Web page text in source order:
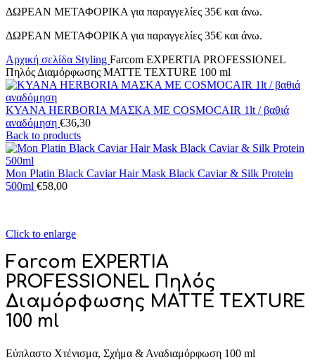
ΔΩΡΕΑΝ ΜΕΤΑΦΟΡΙΚΑ για παραγγελίες 35€ και άνω.
ΔΩΡΕΑΝ ΜΕΤΑΦΟΡΙΚΑ για παραγγελίες 35€ και άνω.
Αρχική σελίδα Styling Farcom EXPERTIA PROFESSIONEL
Πηλός Διαμόρφωσης MATTE TEXTURE 100 ml
KYANA HERBORIA ΜΑΣΚΑ ΜΕ COSMOCAIR 1lt / βαθιά
αναδόμηση €36,30
Back to products
Mon Platin Black Caviar Hair Mask Black Caviar & Silk Protein
500ml €58,00
Click to enlarge
Farcom EXPERTIA
PROFESSIONEL Πηλός
Διαμόρφωσης MATTE TEXTURE
100 ml
Εύπλαστο Χτένισμα, Σχήμα & Αναδιαμόρφωση 100 ml